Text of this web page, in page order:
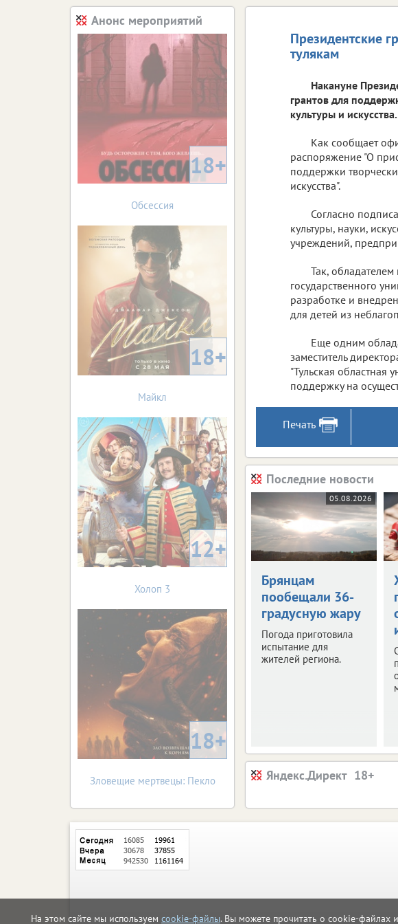
На этом сайте мы используем cookie-файлы. Вы можете прочитать о cookie-файлах
Президентские
тулякам
Накануне
грантов для
культуры и
Как сообщает
распоряжение "О
поддержки
искусства".
Согласно
культуры, науки,
учреждений,
Так, обладателем
государственного
разработке и
для детей из
Еще одним
заместитель
"Тульская областная
поддержку на
Печать
Последние новости
05.08.2026
Брянцам
пообещали 36-
градусную жару
Погода приготовила
испытание для
жителей региона.
Яндекс.Директ
Анонс мероприятий
18+
Обсессия
18+
Майкл
12+
Холоп 3
18+
Зловещие мертвецы: Пекло